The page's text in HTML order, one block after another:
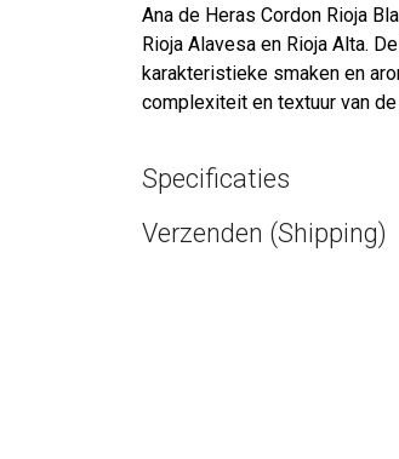
Ana de Heras Cordon Rioja
Rioja Alavesa en Rioja Alta.
karakteristieke smaken en
complexiteit en textuur van
Specificaties
Verzenden (Shipping)